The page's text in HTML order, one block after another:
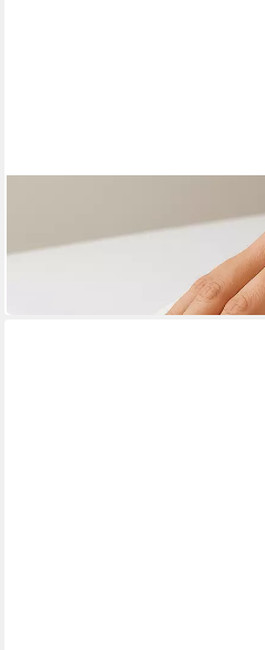
Matratzenschutzbezug Vollschutz
87,99 € 129,99 €